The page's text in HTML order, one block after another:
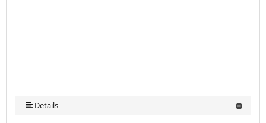
Details